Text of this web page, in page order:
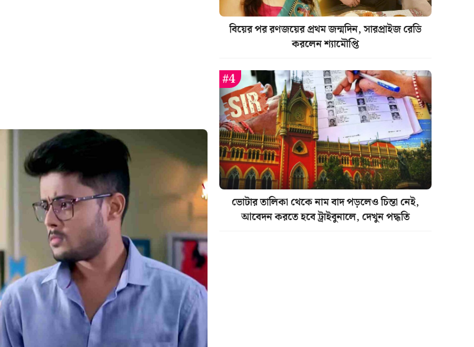
বিয়ের পর রণজয়ের প্রথম জন্মদিন, সারপ্রাইজ রেডি
করলেন শ্যামৌপ্তি
ভোটার তালিকা থেকে নাম বাদ পড়লেও চিন্তা নেই,
আবেদন করতে হবে ট্রাইবুনালে, দেখুন পদ্ধতি